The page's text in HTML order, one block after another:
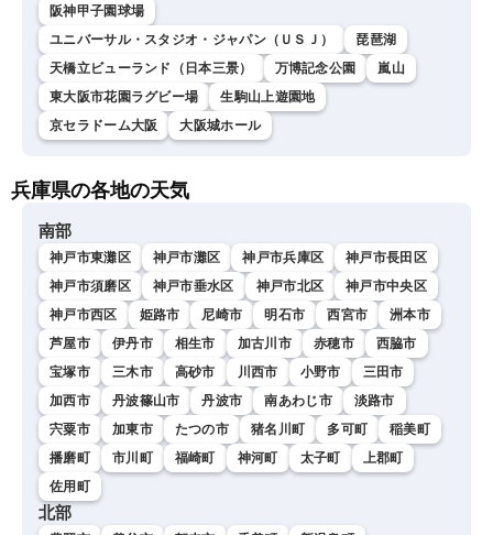
阪神甲子園球場
ユニバーサル・スタジオ・ジャパン（ＵＳＪ）
琵琶湖
天橋立ビューランド（日本三景）
万博記念公園
嵐山
東大阪市花園ラグビー場
生駒山上遊園地
京セラドーム大阪
大阪城ホール
兵庫県の各地の天気
南部
神戸市東灘区 神戸市灘区 神戸市兵庫区
神戸市長田区
神戸市須磨区
神戸市垂水区 神戸市北区
神戸市中央区
神戸市西区
姫路市 尼崎市 明石市 西宮市
洲本市
芦屋市
伊丹市 相生市 加古川市 赤穂市
西脇市
宝塚市
三木市 高砂市 川西市 小野市
三田市
加西市
丹波篠山市 丹波市 南あわじ市
淡路市
宍粟市
加東市 たつの市 猪名川町 多可町
稲美町
播磨町
市川町 福崎町 神河町 太子町
上郡町
佐用町
北部